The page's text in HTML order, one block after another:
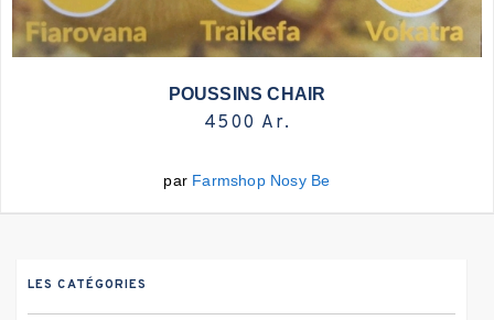
POUSSINS CHAIR
4500 Ar.
par Farmshop Nosy Be
LES CATÉGORIES